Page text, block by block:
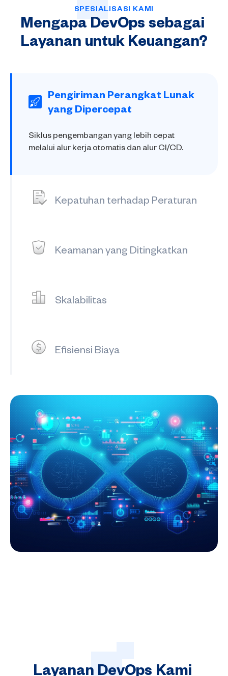
SPESIALISASI KAMI
Mengapa DevOps sebagai
Layanan untuk Keuangan?
Pengiriman Perangkat Lunak
yang Dipercepat
Siklus pengembangan yang lebih cepat
melalui alur kerja otomatis dan alur CI/CD.
Kepatuhan terhadap Peraturan
Keamanan yang Ditingkatkan
Skalabilitas
Efisiensi Biaya
Layanan DevOps Kami